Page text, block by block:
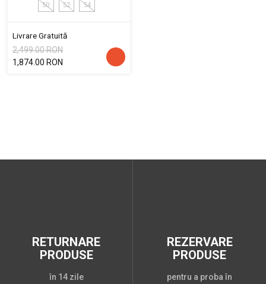
50 52 54
Livrare Gratuită
2,499.00 RON
1,874.00 RON
RETURNARE
PRODUSE
în 14 zile
REZERVARE
PRODUSE
pentru a proba în